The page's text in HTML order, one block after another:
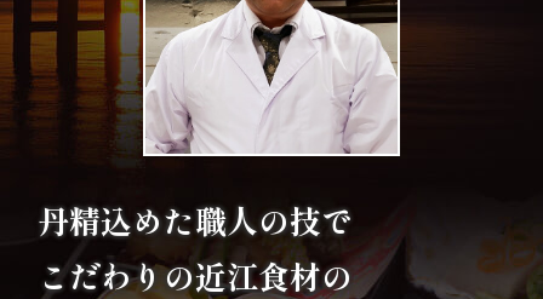
の
集
地
丹精込めた職人の技で
こだわりの近江食材の